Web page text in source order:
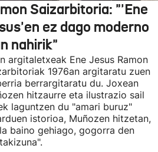
Saizarbitoria: "'Ene
ez dago moderno
nahirik"
argitaletxeak Ene Jesus Ramon
1976an argitaratu zuen
berrargitaratu du. Joxean
hitzaurre eta ilustrazio sail
laguntzen du "amari buruz"
istorioa, Muñozen hitzetan,
baino gehiago, gogorra den